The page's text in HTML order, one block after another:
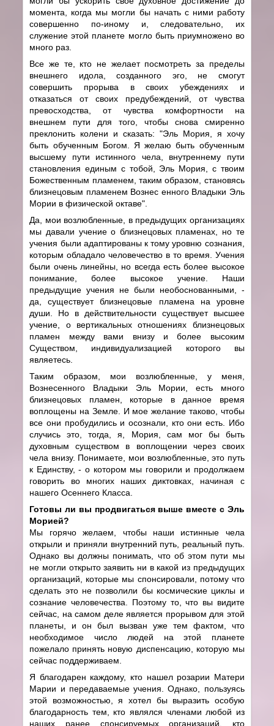
момента, когда мы могли бы начать с ними работу
совершенно по-иному и, следовательно, их
служение этой планете могло быть приумножено во
много раз.
Все же те, кто не желает посмотреть за пределы
внешнего идола, созданного эго, не смогут
совершить прорыва в своих убеждениях и
отказаться от своих предубеждений, от чувства
превосходства, от чувства комфортности на
внешнем пути для того, чтобы снова смиренно
преклонить колени и сказать: "Эль Мория, я хочу
быть обученным Богом. Я желаю быть обученным
высшему пути истинного чела, внутреннему пути
становления единым с тобой, Эль Мория, с твоим
Божественным пламенем, таким образом, становясь
близнецовым пламенем Вознес енного Владыки Эль
Мории в физической октаве".
Да, мои возлюбленные, в предыдущих организациях
мы давали учение о близнецовых пламенах, но те
учения были адаптированы к тому уровню сознания,
которым обладало человечество в то время. Учения
были очень линейны, но всегда есть более высокое
понимание, более высокое учение. Наши
предыдущие учения не были необоснованными, -
да, существует близнецовые пламена на уровне
души. Но в действительности существует высшее
учение, о вертикальных отношениях близнецовых
пламен между вами внизу и более высоким
Существом, индивидуализацией которого вы
являетесь.
Таким образом, мои возлюбленные, у меня,
Вознесенного Владыки Эль Мории, есть много
близнецовых пламен, которые в данное время
воплощены на Земле. И мое желание таково, чтобы
все они пробудились и осознали, кто они есть. Ибо
случись это, тогда, я, Мория, сам мог бы быть
духовным существом в воплощении через своих
чела внизу. Понимаете, мои возлюбленные, это путь
к Единству, - о котором мы говорили и продолжаем
говорить во многих наших диктовках, начиная с
нашего Осеннего Класса.
Готовы ли вы продвигаться выше вместе с Эль
Морией?
Мы горячо желаем, чтобы наши истинные чела
открыли и приняли внутренний путь, реальный путь.
Однако вы должны понимать, что об этом пути мы
не могли открыто заявить ни в какой из предыдущих
организаций, которые мы спонсировали, потому что
сделать это не позволили бы космические циклы и
сознание человечества. Поэтому то, что вы видите
сейчас, на самом деле является прорывом для этой
планеты, и он был вызван уже тем фактом, что
необходимое число людей на этой планете
пожелало принять новую диспенсацию, которую мы
сейчас поддерживаем.
Я благодарен каждому, кто нашел розарии Матери
Марии и передаваемые учения. Однако, пользуясь
этой возможностью, я хотел бы выразить особую
благодарность тем, кто являлся членами любой из
наших ранее спонсируемых организаций, кто